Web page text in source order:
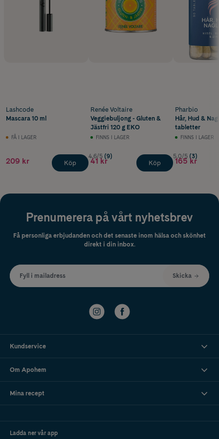
Lashcode
Mascara 10 ml
FÅ I LAGER
209 kr Köp
Renée Voltaire
Veggiebuljong - Gluten &
Jästfri 120 g EKO
FINNS I LAGER
4.6/5 (9)
41 kr Köp
Pharbio
Hår, Hud &
tabletter
FINNS I LAGER
5.0/5 (3)
165 kr
Prenumerera på vårt nyhetsbrev
Få personliga erbjudanden och det senaste inom hälsa och skönhet
direkt i din inbox.
Fyll i mailadress Skicka
Kundservice
Om Apohem
Mina recept
Ladda ner vår app